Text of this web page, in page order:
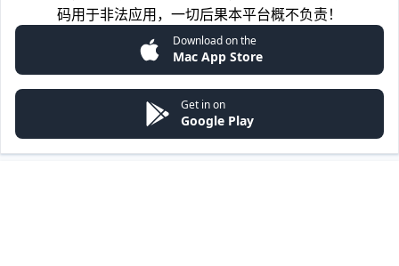
码用于非法应用，一切后果本平台概不负责！
Download on the
Mac App Store
Get in on
Google Play